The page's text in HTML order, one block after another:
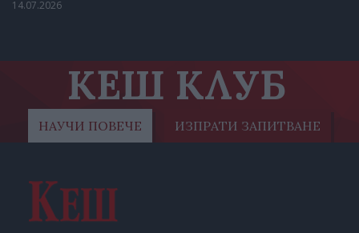
14.07.2026
КЕШ КЛУБ
НАУЧИ ПОВЕЧЕ ИЗПРАТИ ЗАПИТВАНЕ